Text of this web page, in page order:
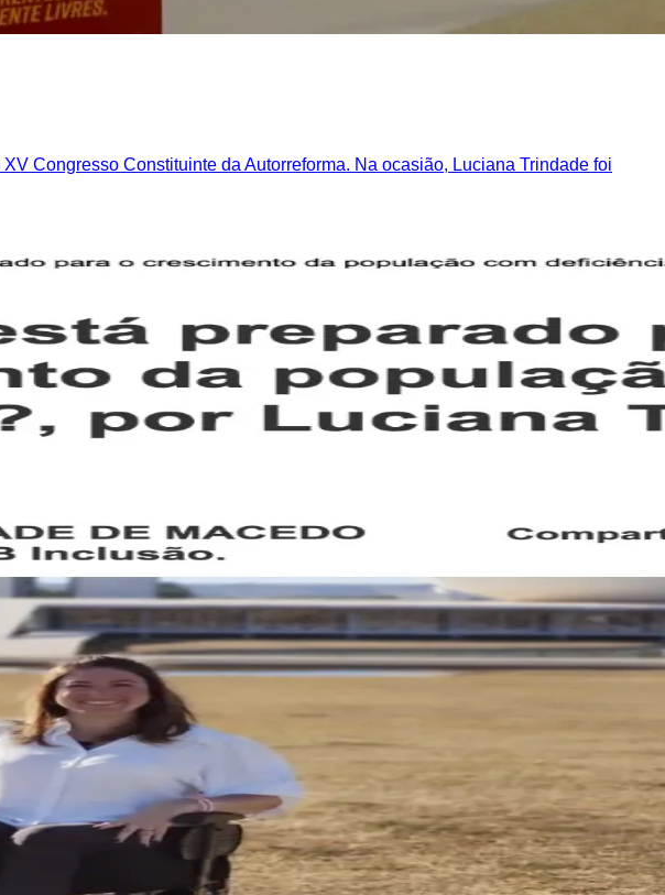
Congresso Constituinte da Autorreforma. Na ocasião, Luciana Trindade foi